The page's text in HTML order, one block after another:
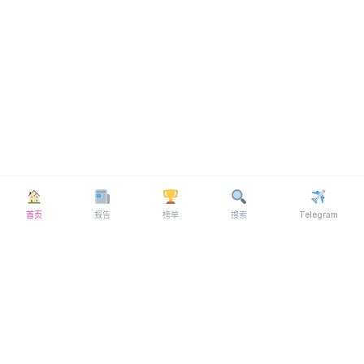
首页 报告 榜单 搜索 Telegram